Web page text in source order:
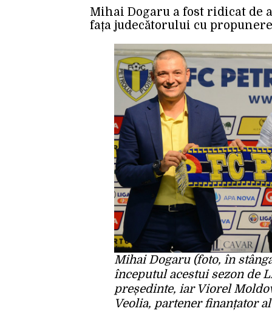
Mihai Dogaru a fost ridicat de
fața judecătorului cu
Mihai Dogaru (foto, în
începutul acestui sezon de
președinte, iar Viorel
Veolia, partener finanțator